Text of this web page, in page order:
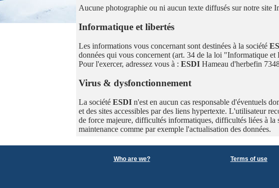
Aucune photographie ou ni aucun texte diffusés sur notre site
Informatique et libertés
Les informations vous concernant sont destinées à la société
données qui vous concernent (art. 34 de la loi "Informatique et
Pour l'exercer, adressez vous à : ESDIHameau d'herbefin
Virus & dysfonctionnement
La société ESDIn'est en aucun cas responsable d'éventuels
et des sites accessibles par des liens hypertexte. L'utilisateur
de force majeure, difficultés informatiques, difficultés liées à
maintenance comme par exemple l'actualisation des données.
Who are we? Terms of use